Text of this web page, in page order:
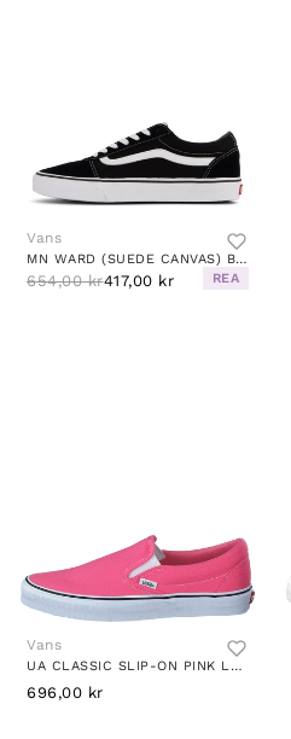
Vans
MN WARD (SUEDE CANVAS) BLACK/WHITE
654,00 kr417,00 kr REA
Vans
UA CLASSIC SLIP-ON PINK LEMONADE/TRUE WHITE
696,00 kr